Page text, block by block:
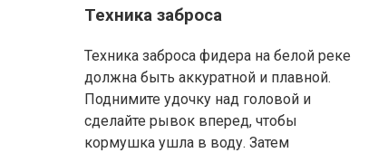
Техника заброса
Техника заброса фидера на белой реке
должна быть аккуратной и плавной.
Поднимите удочку над головой и
сделайте рывок вперед, чтобы
кормушка ушла в воду. Затем